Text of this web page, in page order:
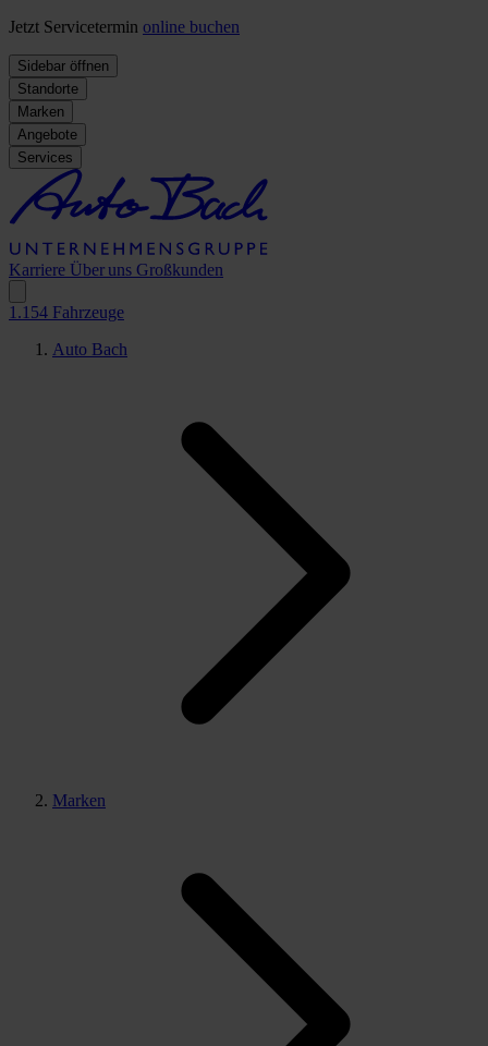
Jetzt Servicetermin online buchen
Sidebar öffnen
Standorte
Marken
Angebote
Services
Karriere Über uns Großkunden
1.154 Fahrzeuge
Auto Bach
Marken